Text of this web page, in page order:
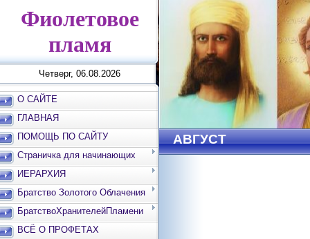
Фиолетовое
пламя
Четверг, 06.08.2026
О САЙТЕ
ГЛАВНАЯ
ПОМОЩЬ ПО САЙТУ
Страничка для начинающих
ИЕРАРХИЯ
Братство Золотого Облачения
БратствоХранителейПламени
ВСЁ О ПРОФЕТАХ
АВГУСТ